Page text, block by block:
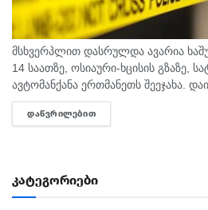
მსხვერპლით დასრულდა ავარია
14 საათზე, ოსიაური-ხცისის გზაზე,
ავტომანქანა ერთმანეთს შეეჯახა.
დაშავებულებიც. შსს-ს
მე-6 ნაწილით მიმდინარეობს.
ᲓᲐᲬᲕᲠᲘᲚᲔᲑᲘᲗ
კატეგორიები